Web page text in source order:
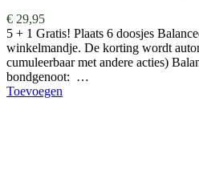
€ 29,95
5 + 1 Gratis! Plaats 6 doosjes
winkelmandje. De korting wordt
cumuleerbaar met andere acties)
bondgenoot: …
Toevoegen